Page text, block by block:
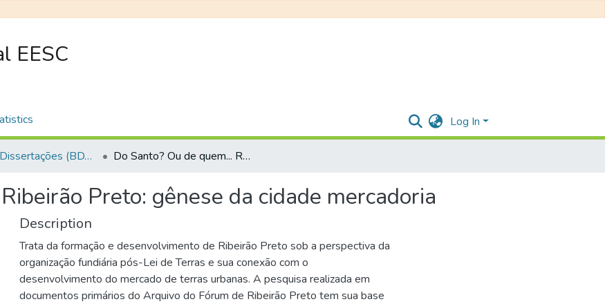
EESC
Log In
Teses e Dissertações (BDTD USP) Do Santo? Ou de quem... Ribeirão Preto: gênese da cidade mercadoria
Preto: gênese da cidade mercadoria
Description
Trata da formação e desenvolvimento de Ribeirão Preto sob a perspectiva da
organização fundiária pós-Lei de Terras e sua conexão com o
desenvolvimento do mercado de terras urbanas. A pesquisa realizada em
documentos primários do Arquivo do Fórum de Ribeirão Preto tem sua base